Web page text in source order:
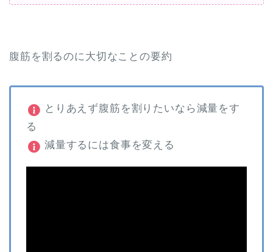
腹筋を割るのに大切なことの要約
とりあえず腹筋を割りたいなら減量をす
る
減量するには食事を変える